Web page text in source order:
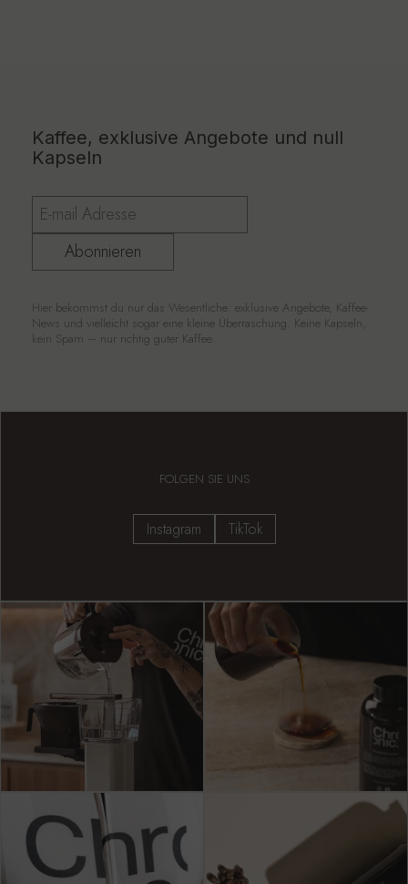
Kaffee, exklusive Angebote und null
Kapseln
Abonnieren
Hier bekommst du nur das Wesentliche: exklusive Angebote, Kaffee-
News und vielleicht sogar eine kleine Überraschung. Keine Kapseln,
kein Spam – nur richtig guter Kaffee.
FOLGEN SIE UNS
Instagram TikTok